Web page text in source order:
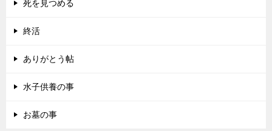
死を見つめる
終活
ありがとう帖
水子供養の事
お墓の事